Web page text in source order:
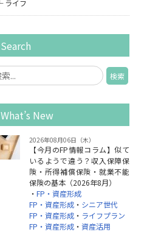
ライフ
Search
What’s New
2026年08月06日（木）
【今月のFP情報コラム】似て
いるようで違う？収入保障保
険・所得補償保険・就業不能
保険の基本（2026年8月）
・ FP・資産形成
FP・資産形成 ・ シニア世代
FP・資産形成 ・ ライフプラン
FP・資産形成 ・ 資産活用